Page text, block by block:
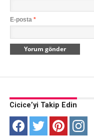
E-posta *
Cicice’yi Takip Edin